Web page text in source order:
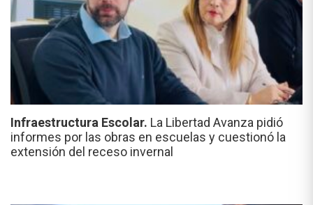
Infraestructura Escolar. La Libertad Avanza pidió
informes por las obras en escuelas y cuestionó la
extensión del receso invernal